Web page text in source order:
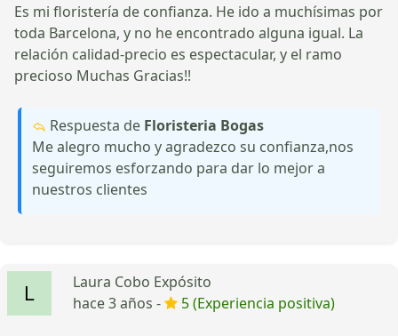
Es mi floristería de confianza. He ido a muchísimas por
toda Barcelona, y no he encontrado alguna igual. La
relación calidad-precio es espectacular, y el ramo
precioso Muchas Gracias!!
Respuesta de Floristeria Bogas
Me alegro mucho y agradezco su confianza,nos
seguiremos esforzando para dar lo mejor a
nuestros clientes
Laura Cobo Expósito
hace 3 años -
5 (Experiencia positiva)